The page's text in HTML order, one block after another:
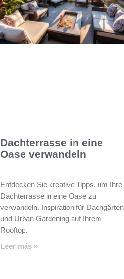
Dachterrasse in eine
Oase verwandeln
Entdecken Sie kreative Tipps, um Ihre
Dachterrasse in eine Oase zu
verwandeln. Inspiration für Dachgärten
und Urban Gardening auf Ihrem
Rooftop.
Leer más »